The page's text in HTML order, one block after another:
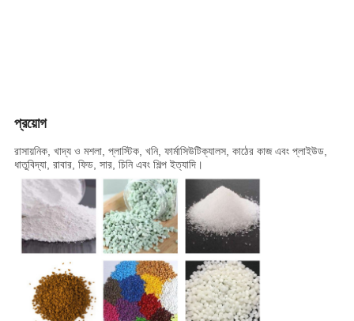
প্রয়োগ
রাসায়নিক, খাদ্য ও মশলা, প্লাস্টিক, খনি, ফার্মাসিউটিক্যালস, কাঠের কাজ এবং প্লাইউড,
ধাতুবিদ্যা, রাবার, ফিড, সার, চিনি এবং শিল্প ইত্যাদি।